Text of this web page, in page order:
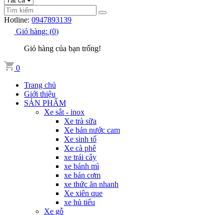
Hotline: 0947893139
Giỏ hàng: (0)
Giỏ hàng của bạn trống!
0
Trang chủ
Giới thiệu
SẢN PHẨM
Xe sắt - inox
Xe trà sữa
Xe bán nước cam
Xe sinh tố
Xe cà phê
xe trái cây
xe bánh mì
xe bán cơm
xe thức ăn nhanh
Xe xiên que
xe hủ tiếu
Xe gỗ